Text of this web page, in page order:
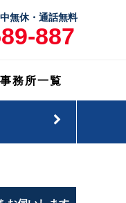
無休・通話無料
887
事務所一覧